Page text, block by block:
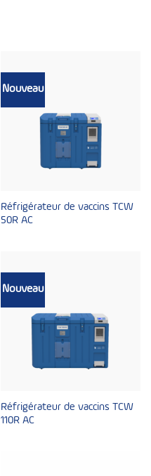
Nouveau
Réfrigérateur de vaccins TCW
50R AC
Nouveau
Réfrigérateur de vaccins TCW
110R AC